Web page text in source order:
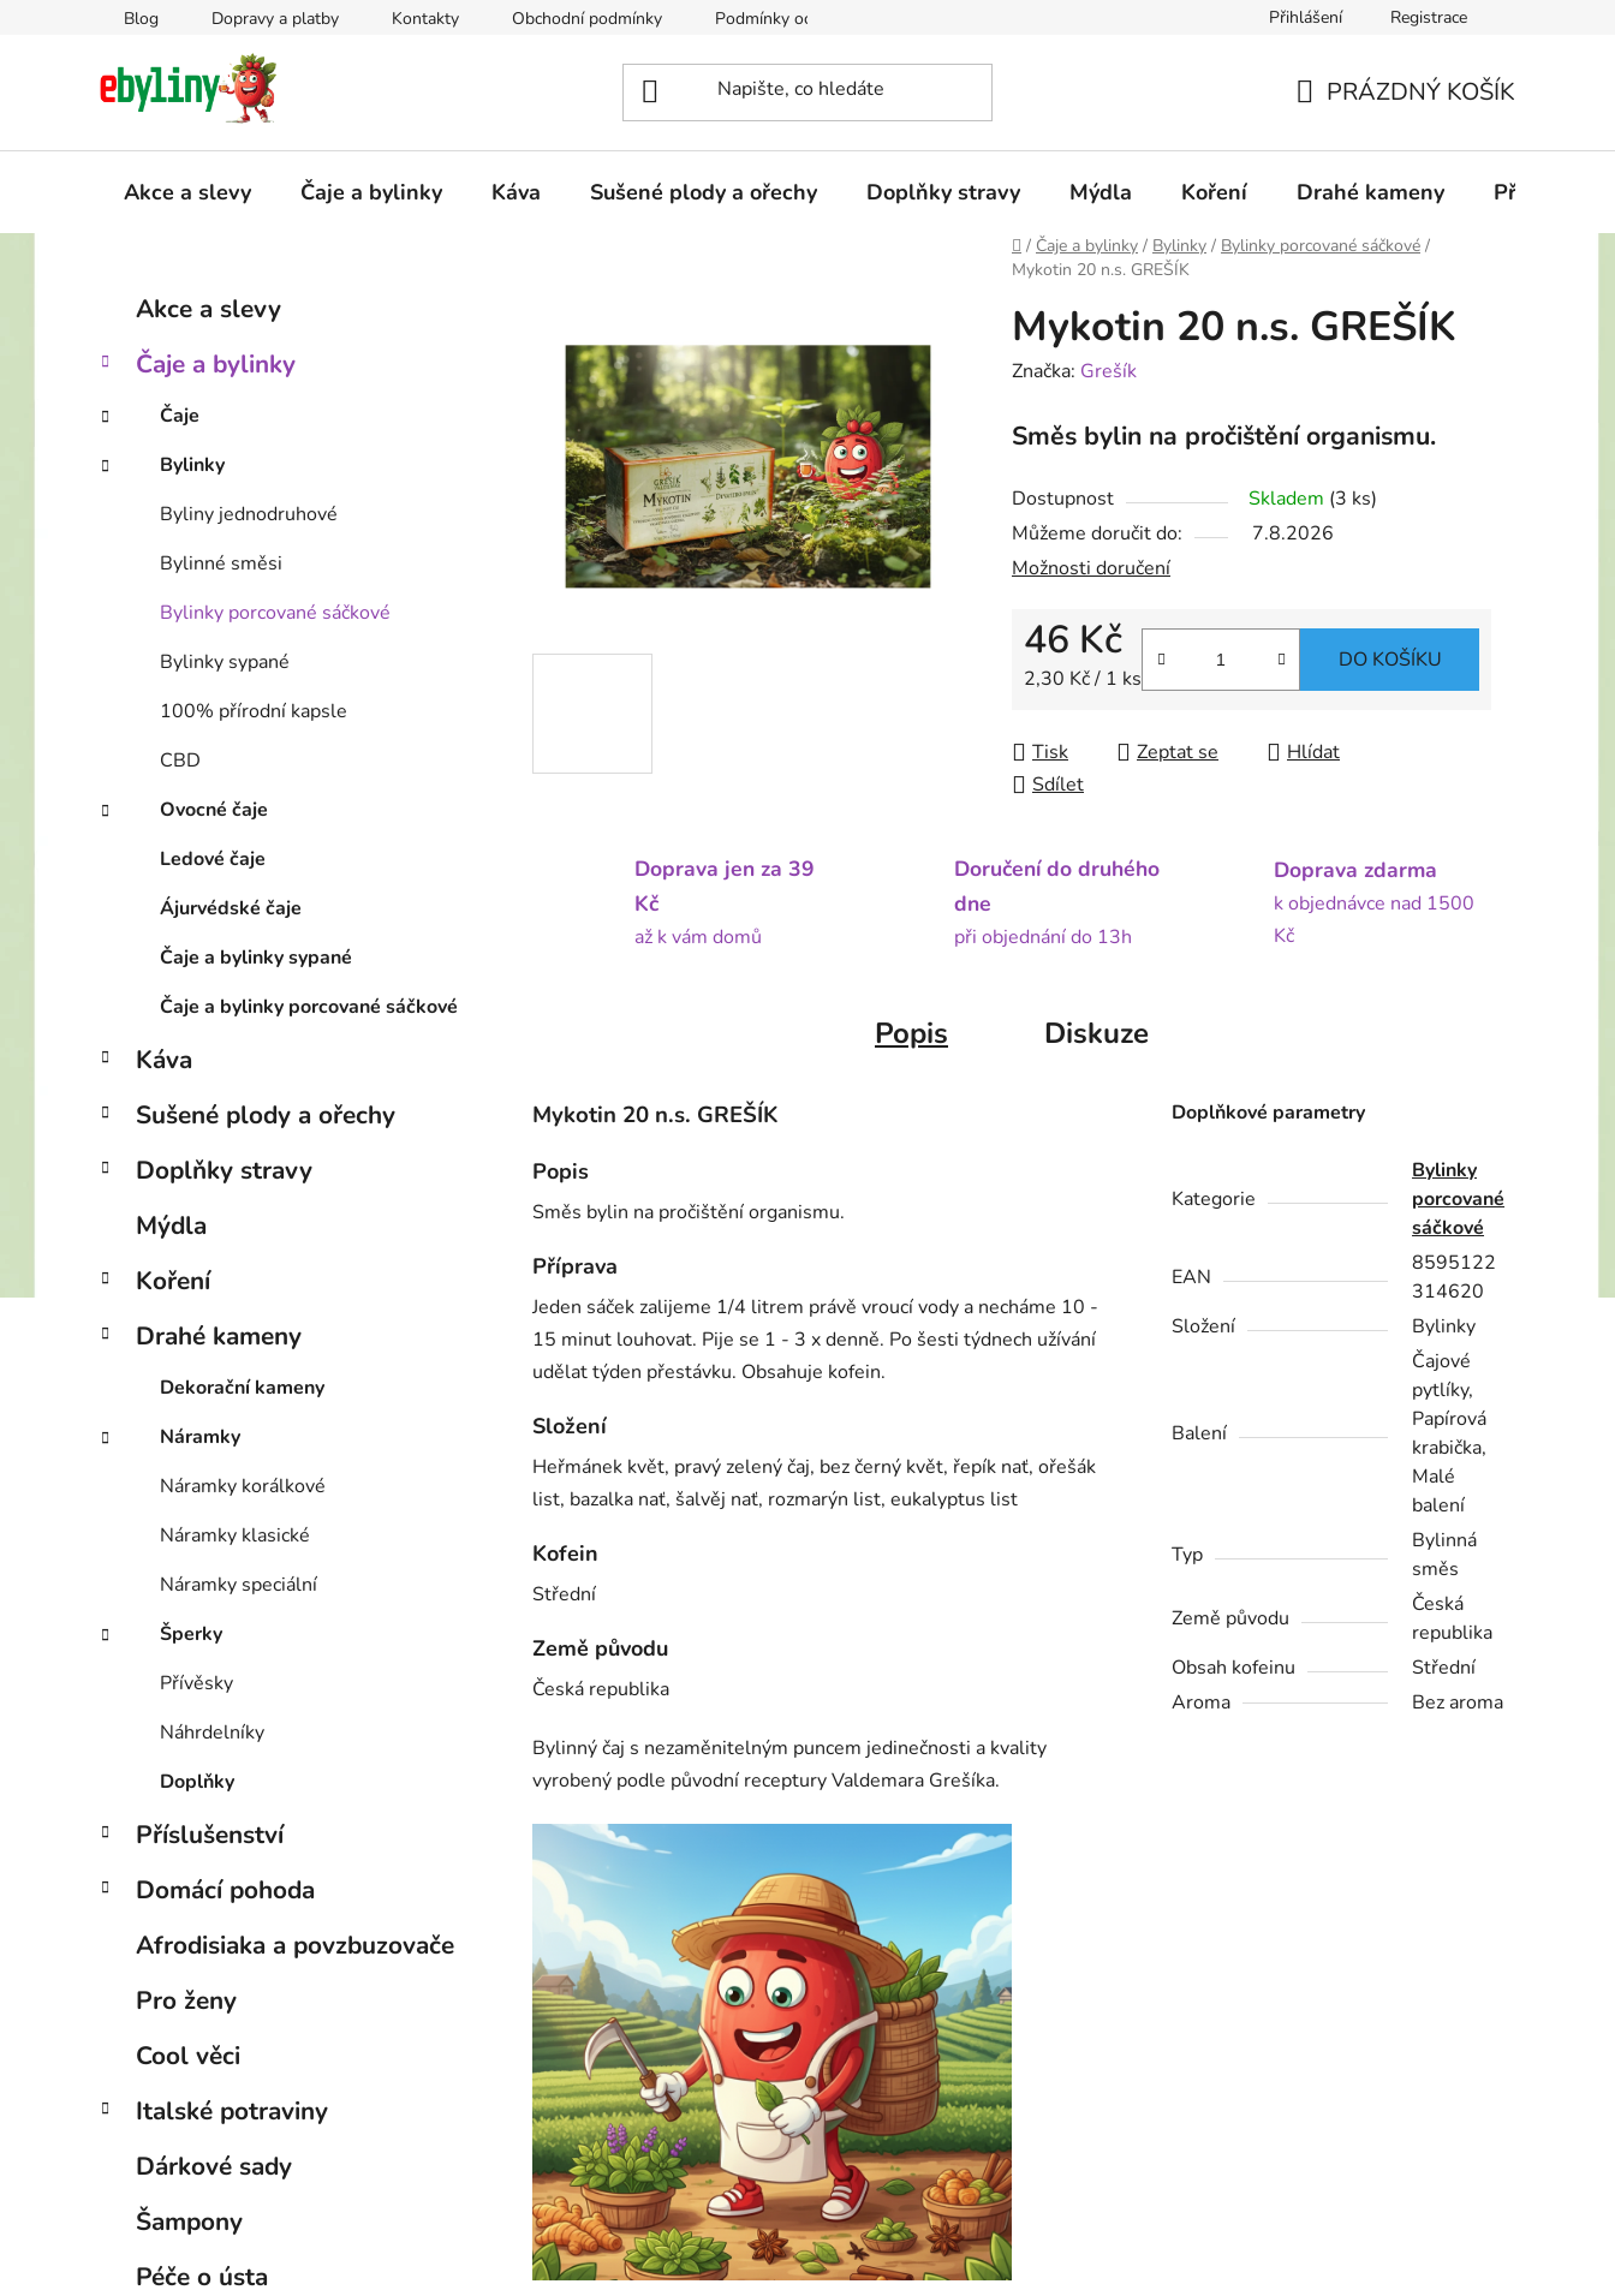
Blog Dopravy a platby Kontakty Obchodní podmínky Podmínky ochrany osobních údajů Přihlášení Registrace
KOŠÍK
PRÁZDNÝ KOŠÍK
Akce a slevy Čaje a bylinky Káva Sušené plody a ořechy Doplňky stravy Mýdla Koření Drahé kameny
Domů
/ Čaje a bylinky / Bylinky / Bylinky porcované sáčkové /
Mykotin 20 n.s. GREŠÍK
s
r
a
n
Přeskočit
kategorie
e
o
i
Akce a slevy
Čaje a bylinky
Čaje
Bylinky
Byliny jednodruhové
Bylinné směsi
Bylinky porcované sáčkové
Bylinky sypané
100% přírodní kapsle
CBD
Ovocné čaje
Ledové čaje
Ájurvédské čaje
Čaje a bylinky sypané
Čaje a bylinky porcované sáčkové
Káva
Sušené plody a ořechy
Doplňky stravy
Mýdla
Koření
Drahé kameny
Dekorační kameny
Náramky
Náramky korálkové
Náramky klasické
Náramky speciální
Šperky
Přívěsky
Náhrdelníky
Doplňky
Příslušenství
Domácí pohoda
Afrodisiaka a povzbuzovače
Pro ženy
Cool věci
Italské potraviny
Dárkové sady
Šampony
Péče o ústa
Mykotin 20 n.s. GREŠÍK
Značka: Grešík
Směs bylin na pročištění organismu.
Dostupnost Skladem (3 ks)
Můžeme doručit do:
7.8.2026
Možnosti doručení
46 Kč
Měrná cena:
2,30 Kč / 1 ks
DO KOŠÍKU
Tisk Zeptat se
Hlídat
Sdílet
Doprava jen za 39
Kč
až k vám domů
Doručení do druhého
dne
při objednání do 13h
Doprava zdarma
k objednávce nad 1500
Kč
Popis Diskuze
Mykotin 20 n.s. GREŠÍK
Popis
Směs bylin na pročištění organismu.
Příprava
Jeden sáček zalijeme 1/4 litrem právě vroucí vody a necháme 10 -
15 minut louhovat. Pije se 1 - 3 x denně. Po šesti týdnech užívání
udělat týden přestávku. Obsahuje kofein.
Složení
Heřmánek květ, pravý zelený čaj, bez černý květ, řepík nať, ořešák
list, bazalka nať, šalvěj nať, rozmarýn list, eukalyptus list
Kofein
Střední
Země původu
Česká republika
Bylinný čaj s nezaměnitelným puncem jedinečnosti a kvality
vyrobený podle původní receptury Valdemara Grešíka.
Doplňkové parametry
Kategorie
Bylinky
porcované
sáčkové
EAN
8595122
314620
Složení
Bylinky
Balení
Čajové
pytlíky,
Papírová
krabička,
Malé
balení
Typ
Bylinná
směs
Země původu
Česká
republika
Obsah kofeinu
Střední
Aroma
Bez aroma